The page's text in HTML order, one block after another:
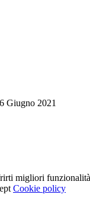
Giugno 2021
migliori
Cookie policy